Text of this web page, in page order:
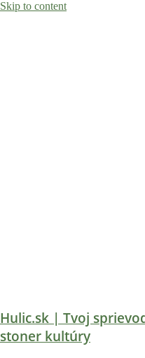
Skip to content
Hulic.sk | Tvoj
stoner kultúry